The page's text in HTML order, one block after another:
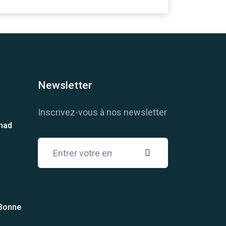
Newsletter
Inscrivez-vous à nos newsletter